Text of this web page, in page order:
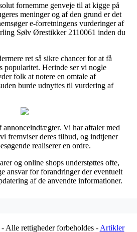
fornemme genveje til at kigge på
meninger og af den grund er det
e-forretningens vurderinger af
Sølv Ørestikker 2110061 inden du
ret så sikre chancer for at få
popularitet. Herinde ser vi nogle
folk at notere en omtale af
burde udnyttes til vurdering af
annonceindtægter. Vi har aftaler med
fremviser deres tilbud, og indtjener
realiserer en ordre.
og online shops understøttes ofte,
ansvar for forandringer der eventuelt
af de anvendte informationer.
Alle rettigheder forbeholdes - Artikler